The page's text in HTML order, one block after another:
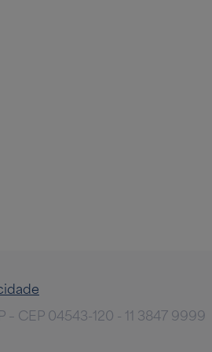
– CEP 04543-120 - 11 3847 9999